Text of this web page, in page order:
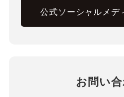
公式ソーシャルメデ
お問い